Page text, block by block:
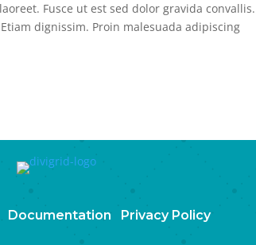
Fusce ut est sed dolor gravida convallis.
dignissim. Proin malesuada adipiscing
Documentation Privacy Policy